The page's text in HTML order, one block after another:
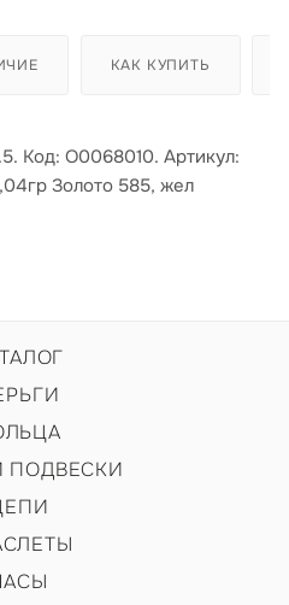
КАК КУПИТЬ
Код: О0068010. Артикул:
Золото 585, жел
ПОДВЕСКИ